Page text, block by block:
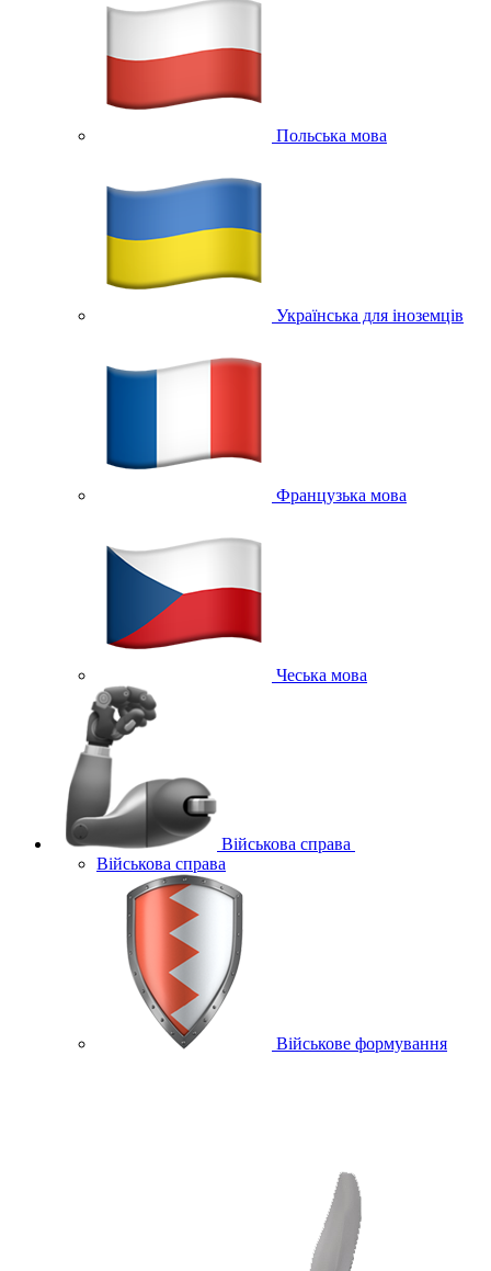
Польська мова
Українська для іноземців
Французька мова
Чеська мова
Військова справа
Військова справа
Військове формування